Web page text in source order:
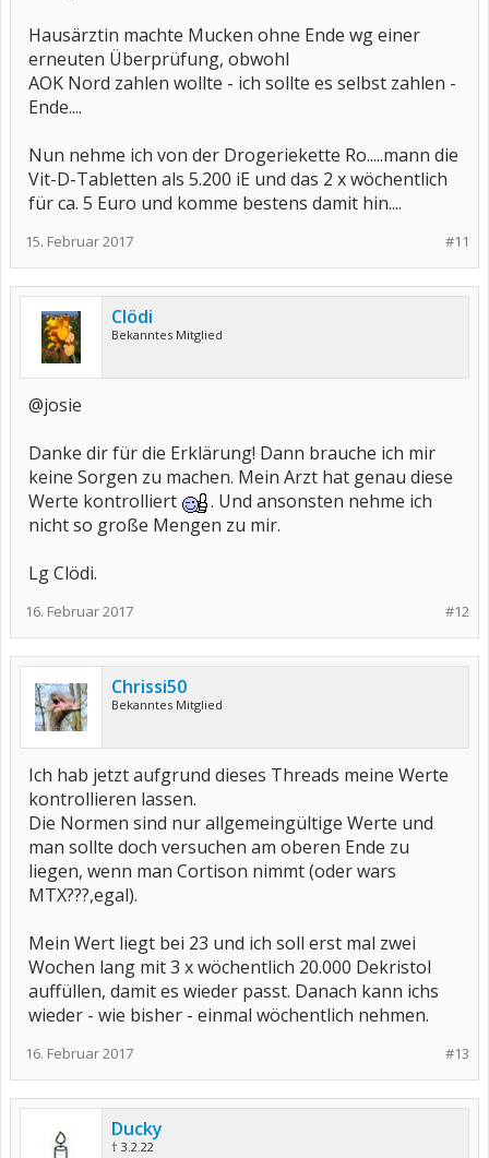
Hausärztin machte Mucken ohne Ende wg einer
erneuten Überprüfung, obwohl
AOK Nord zahlen wollte - ich sollte es selbst zahlen -
Ende....
Nun nehme ich von der Drogeriekette Ro.....mann die
Vit-D-Tabletten als 5.200 iE und das 2 x wöchentlich
für ca. 5 Euro und komme bestens damit hin....
#11
15. Februar 2017
Clödi
Bekanntes Mitglied
@josie
Danke dir für die Erklärung! Dann brauche ich mir
keine Sorgen zu machen. Mein Arzt hat genau diese
Werte kontrolliert
. Und ansonsten nehme ich
nicht so große Mengen zu mir.
Lg Clödi.
#12
16. Februar 2017
Chrissi50
Bekanntes Mitglied
Ich hab jetzt aufgrund dieses Threads meine Werte
kontrollieren lassen.
Die Normen sind nur allgemeingültige Werte und
man sollte doch versuchen am oberen Ende zu
liegen, wenn man Cortison nimmt (oder wars
MTX???,egal).
Mein Wert liegt bei 23 und ich soll erst mal zwei
Wochen lang mit 3 x wöchentlich 20.000 Dekristol
auffüllen, damit es wieder passt. Danach kann ichs
wieder - wie bisher - einmal wöchentlich nehmen.
#13
16. Februar 2017
Ducky
† 3.2.22